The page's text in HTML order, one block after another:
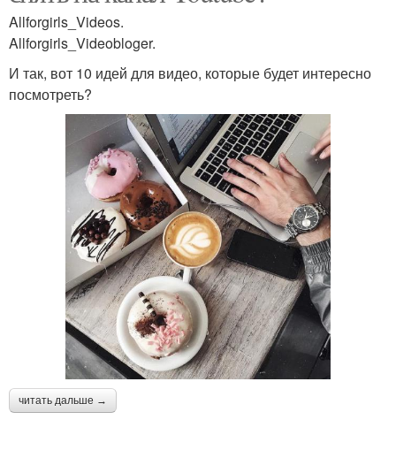
Allforgirls_Videos.
Allforgirls_Videobloger.
И так, вот 10 идей для видео, которые будет интересно
посмотреть?
читать дальше →